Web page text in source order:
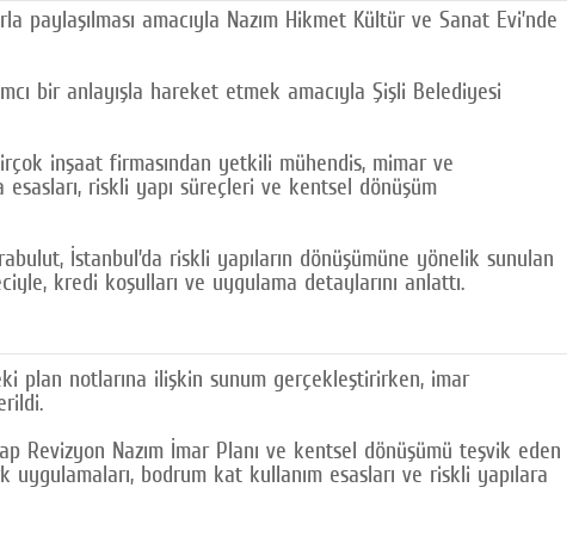
amacıyla Nazım Hikmet Kültür ve Sanat Evi’nde
bir anlayışla hareket etmek amacıyla Şişli Belediyesi
inşaat firmasından yetkili mühendis, mimar ve
riskli yapı süreçleri ve kentsel dönüşüm
İstanbul’da riskli yapıların dönüşümüne yönelik sunulan
kredi koşulları ve uygulama detaylarını anlattı.
plan notlarına ilişkin sunum gerçekleştirirken, imar
Revizyon Nazım İmar Planı ve kentsel dönüşümü teşvik eden
bodrum kat kullanım esasları ve riskli yapılara